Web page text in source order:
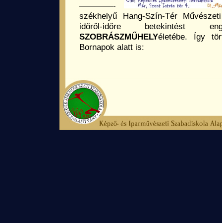
————-
székhelyű Hang-Szín-Tér
időről-időre
SZOBRÁSZMŰHELYéletébe. Így
Bornapok alatt is: